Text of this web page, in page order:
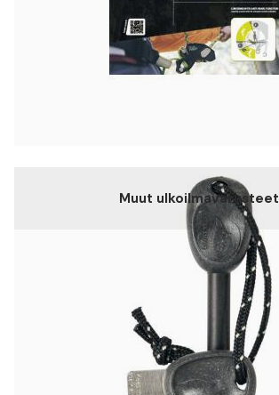
Muut ulkoilmavarusteet